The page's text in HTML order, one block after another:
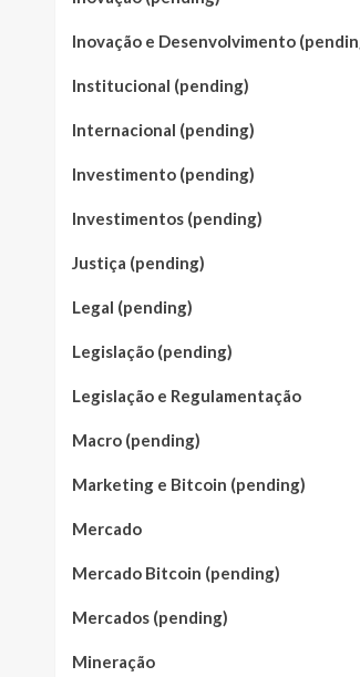
Inovação e Desenvolvimento
Institucional (pending)
Internacional (pending)
Investimento (pending)
Investimentos (pending)
Justiça (pending)
Legal (pending)
Legislação (pending)
Legislação e Regulamentação
Macro (pending)
Marketing e Bitcoin (pending)
Mercado
Mercado Bitcoin (pending)
Mercados (pending)
Mineração